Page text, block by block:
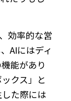
効率的な営
AIにはディ
能があり
クス」と
た際には